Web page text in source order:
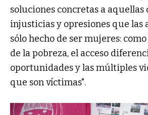
soluciones concretas a aquellas
injusticias y opresiones que las
sólo hecho de ser mujeres:
de la pobreza, el acceso
oportunidades y las múltiples
que son víctimas".